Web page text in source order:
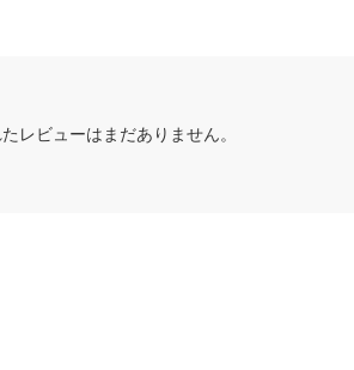
レビューはまだありません。